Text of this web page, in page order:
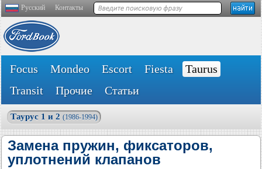
Русский Контакты
Focus Mondeo Escort Fiesta
Taurus
Transit
Прочие Статьи
Таурус 1 и 2 (1986-1994)
Замена пружин, фиксаторов,
уплотнений клапанов